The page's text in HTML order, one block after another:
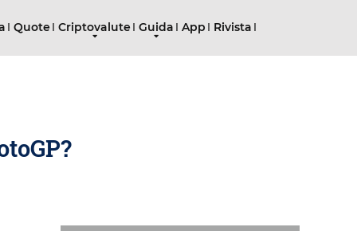
Quote Criptovalute Guida App Rivista